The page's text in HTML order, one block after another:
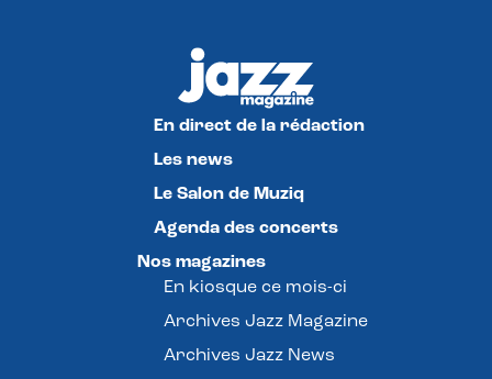
En direct de la rédaction
Les news
Le Salon de Muziq
Agenda des concerts
Nos magazines
En kiosque ce mois-ci
Archives Jazz Magazine
Archives Jazz News